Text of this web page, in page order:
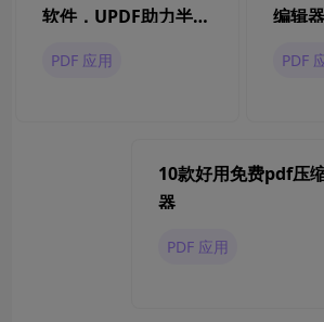
软件，UPDF助力半导
PDF 应用
编辑
PDF
10款好用免费pdf压
器
PDF 应用